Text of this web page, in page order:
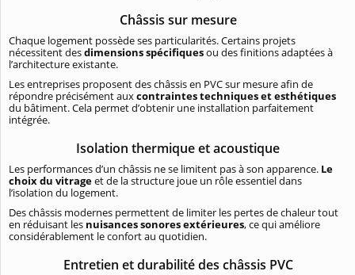
Châssis sur mesure
Chaque logement possède ses particularités. Certains projets
nécessitent desdimensions spécifiquesou des finitions adaptées à
l’architecture existante.
Les entreprises proposent des châssis en PVC sur mesure afin de
répondre précisément auxcontraintes techniques et esthétiques
du bâtiment. Cela permet d’obtenir une installation parfaitement
intégrée.
Isolation thermique et acoustique
Les performances d’un châssis ne se limitent pas à son apparence. Le
choix du vitrageet de la structure joue un rôle essentiel dans
l’isolation du logement.
Des châssis modernes permettent de limiter les pertes de chaleur tout
en réduisant les nuisances sonores extérieures, ce qui améliore
considérablement le confort au quotidien.
Entretien et durabilité des châssis PVC